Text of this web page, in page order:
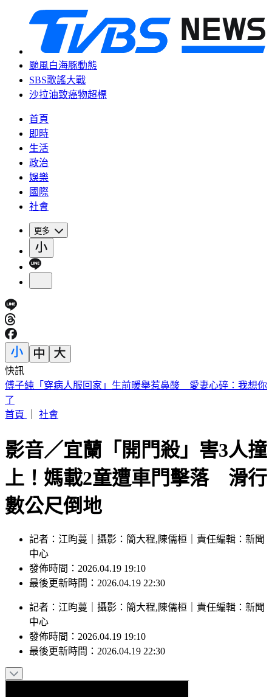
颱風白海豚動態
SBS歌謠大戰
沙拉油致癌物超標
首頁
即時
生活
政治
娛樂
國際
社會
更多
快訊
快訊／遠見‧天下文化創辦人高希均辭世 享耆壽90歲
首頁
影音／宜蘭「開門殺」害3人撞
上！媽載2童遭車門擊落 滑行
數公尺倒地
中心
發佈時間：2026.04.19 19:10
最後更新時間：2026.04.19 22:30
中心
發佈時間：
最後更新時間：2026.04.19 22:30